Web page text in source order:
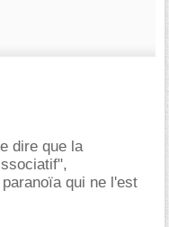
dire que la
qui ne l'est